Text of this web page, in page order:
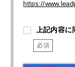
https://
上記内容